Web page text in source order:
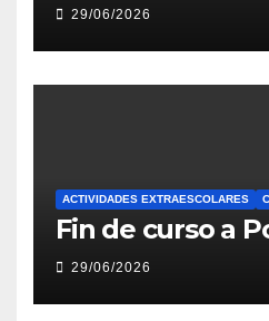
29/06/2026
ACTIVIDADES EXTRAESCOLARES
Fin de curso a
29/06/2026